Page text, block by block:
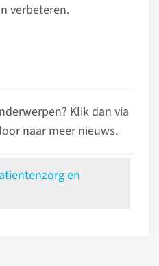
verbeteren.
Klik dan via
naar meer nieuws.
en